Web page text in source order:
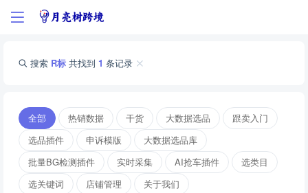
搜索 R标 共找到 1 条记录
全部 热销数据 干货 大数据选品
跟卖入门
选品插件
申诉模版
大数据选品库
批量BG检测插件
实时采集 AI抢车插件
选类目
选关键词
店铺管理
关于我们